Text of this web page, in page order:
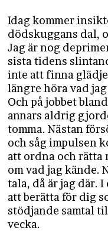
Idag kommer
dödskuggans dal,
Jag är nog
sista tidens
inte att finna
längre höra vad
Och på jobbet
annars aldrig
tomma. Nästan
och såg impulsen
att ordna och rätta
om vad jag kände.
tala, då är jag där.
att berätta för dig
stödjande samtal
vecka.